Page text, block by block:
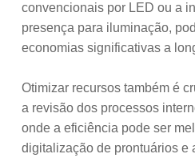
convencionais por LED ou a
presença para iluminação,
economias significativas a
Otimizar recursos também é
a revisão dos processos
onde a eficiência pode ser
digitalização de prontuários e